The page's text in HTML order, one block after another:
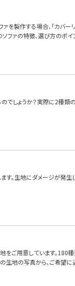
製作する場合、「カバーリ
ソファの特徴、選び方のポ
でしょうか？実際に2種類の
す。生地にダメージが発生
をご用意しています。180
生地の写真から、ご希望